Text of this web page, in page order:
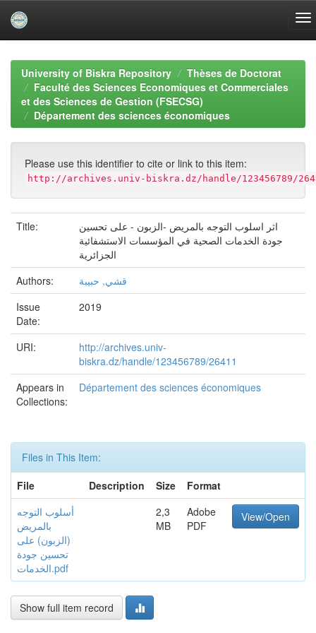
navigationUniversity of Biskra Repository
Thèses de Doctorat
Faculté des Sciences Economiques et Commerciales
et des Sciences de Gestion (FSECSG)
Département des sciences économiques
Please use this identifier to cite or link to this item:
http://archives.univ-biskra.dz/handle/123456789/
Title:
اثر اسلوب التوجه بالمريض -الزبون - على تحسين
جودة الخدمات الصحية في المؤسسات الاستشفائية
الجزائرية
Authors:
قشي, حبيبة
Issue
Date:
2019
URI:
http://archives.univ-
biskra.dz/handle/123456789/26411
Appears in
Collections:
Département des sciences économiques
Files in This Item:
File
Description Size
Format
أسلوب التوجه
ﺑﺎلمريض
(الزبون) على
تحسين جودة
الخدمات.pdf
2,3
MB
Adobe
PDF
View/Open
Show full item record